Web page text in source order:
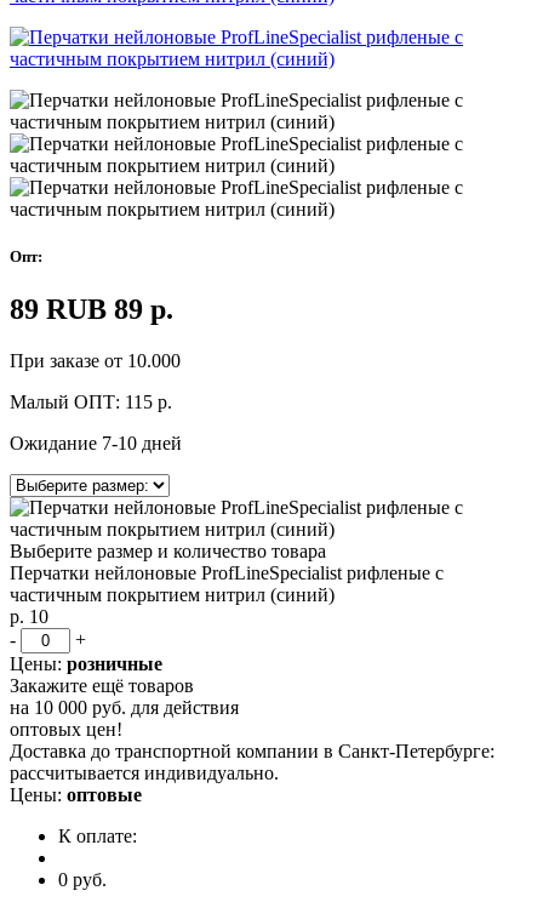
Опт:
89 RUB 89 р.
При заказе от 10.000
Малый ОПТ: 115 р.
Ожидание 7-10 дней
Выберите размер и количество товара
Перчатки нейлоновые ProfLineSpecialist рифленые с
частичным покрытием нитрил (синий)
р. 10
-
+
Цены: розничные
Закажите ещё товаров
на 10 000 руб. для действия
оптовых цен!
Доставка до транспортной компании в Санкт-Петербурге:
рассчитывается индивидуально.
Цены: оптовые
К оплате:
0 руб.